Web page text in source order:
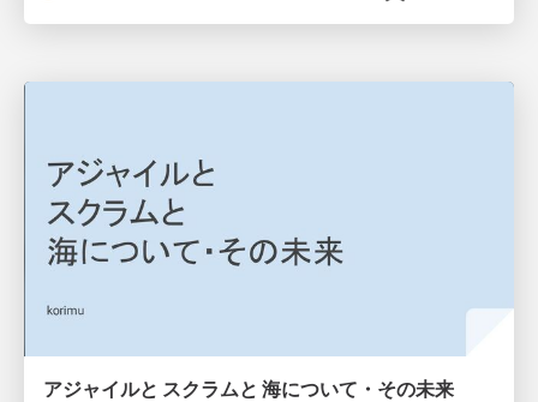
アジャイルと スクラムと 海について・その未来